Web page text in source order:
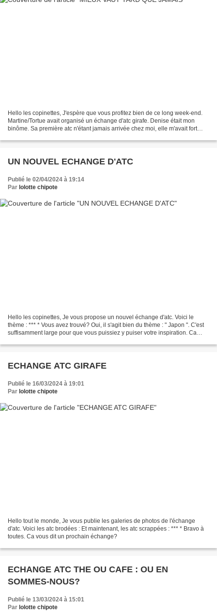
Hello les copinettes, J'espère que vous profitez bien de ce long week-end.
Martine/Tortue avait organisé un échange d'atc girafe. Denise était mon
binôme. Sa première atc n'étant jamais arrivée chez moi, elle m'avait fort
UN NOUVEL ECHANGE D'ATC
Publié le 02/04/2024 à 19:14
Par lolotte chipote
Hello les copinettes, Je vous propose un nouvel échange d'atc. Voici le
thème : *** * Vous avez trouvé? Oui, il s'agit bien du thème : " Japon ". C'est
suffisamment large pour que vous puissiez y puiser votre inspiration. Ca
ECHANGE ATC GIRAFE
Publié le 16/03/2024 à 19:01
Par lolotte chipote
Hello tout le monde, Je vous publie les galeries de photos de l'échange
d'atc. Voici les atc brodées : Et maintenant, les atc scrappées : *** * Bravo à
toutes. Ca vous dit un prochain échange?
ECHANGE ATC THE OU CAFE : OU EN
SOMMES-NOUS?
Publié le 13/03/2024 à 15:01
Par lolotte chipote